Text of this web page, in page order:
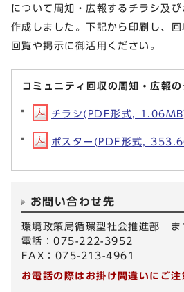
について周知・広報するチラシ及
作成しました。下記から印刷し、回
回覧や掲示に御活用ください。
コミュニティ回収の周知・広報
チラシ(PDF形式,
ポスター(PDF形式,
お問い合わせ先
環境政策局循環型社会推進部 ま
電話：075-222-3952
FAX：075-213-4961
お電話の際はお掛け間違いにご注